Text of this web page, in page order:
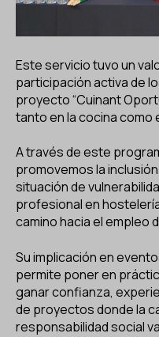
Este servicio tuvo un
participación activa de
proyecto “Cuinant
tanto en la cocina como
A través de este
promovemos la
situación de
profesional en
camino hacia el empleo
Su implicación en
permite poner en
ganar confianza,
de proyectos donde la
responsabilidad social